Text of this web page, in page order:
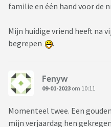
familie en één hand voor de
Mijn huidige vriend heeft na
begrepen
.
Fenyw
09-01-2023 om 10:11
Momenteel twee. Een
mijn verjaardag hen